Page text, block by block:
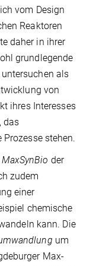
vom Design
Reaktoren
daher in ihrer
grundlegende
als
von
ihres Interesses
das
stehen.
MaxSynBio der
zudem
einer
chemische
kann. Die
um
Max-